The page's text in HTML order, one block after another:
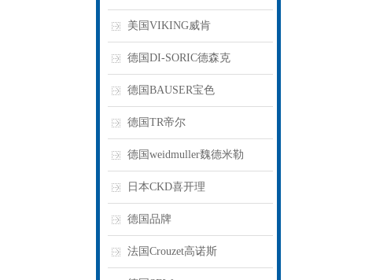
美国VIKING威肯
德国DI-SORIC德森克
德国BAUSER宝色
德国TR帝尔
德国weidmuller魏德米勒
日本CKD喜开理
德国品牌
法国Crouzet高诺斯